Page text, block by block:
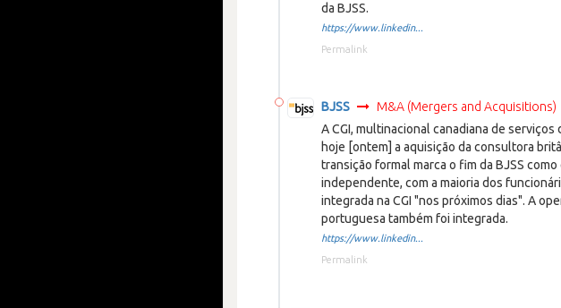
da BJSS.
https://www.linkedin...
Permalink
BJSS
M&A (Mergers and Acquisitions)
A CGI, multinacional canadiana de serviços
hoje [ontem] a aquisição da consultora
transição formal marca o fim da BJSS
independente, com a maioria dos
integrada na CGI "nos próximos dias". A
portuguesa também foi integrada.
https://www.linkedin...
Permalink